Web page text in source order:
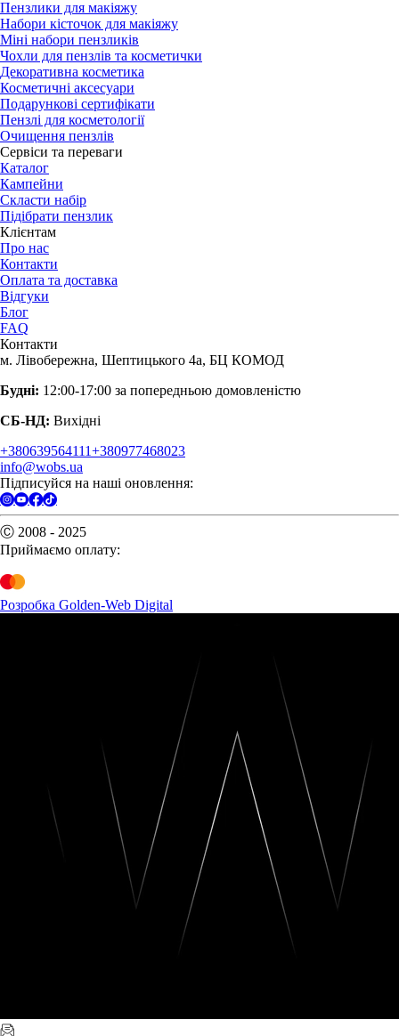
Пензлики для макіяжу
Набори кісточок для макіяжу
Міні набори пензликів
Чохли для пензлів та косметички
Декоративна косметика
Косметичні аксесуари
Подарункові сертифікати
Пензлі для косметології
Очищення пензлів
Сервіси та переваги
Каталог
Кампейни
Скласти набір
Підібрати пензлик
Клієнтам
Про нас
Контакти
Оплата та доставка
Відгуки
Блог
FAQ
Контакти
м. Лівобережна, Шептицького 4а, БЦ КОМОД
Будні: 12:00-17:00 за попередньою домовленістю
СБ-НД: Вихідні
+380639564111+380977468023
info@wobs.ua
Підписуйся на наші оновлення:
Ⓒ 2008 - 2025
Приймаємо оплату:
Розробка Golden-Web Digital